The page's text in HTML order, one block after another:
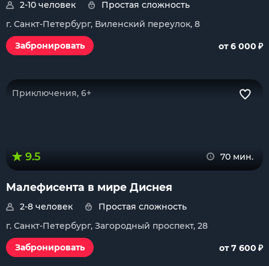
2-10 человек
Простая сложность
г. Санкт-Петербург, Виленский переулок, 8
Забронировать
от 6 000 ₽
Приключения, 6+
9.5 70 мин.
Малефисента в мире Диснея
2-8 человек
Простая сложность
г. Санкт-Петербург, Загородный проспект, 28
Забронировать
от 7 600 ₽